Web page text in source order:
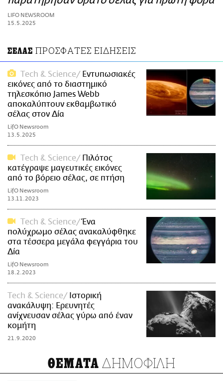
ΑΜΠΑ
PRINT
LIFO NEWSROOM
15.5.2025
ΣΕΛΑΣ ΠΡΟΣΦΑΤΕΣ ΕΙΔΗΣΕΙΣ
Τech & Science
Εντυπωσιακές
εικόνες από το διαστημικό
τηλεσκόπιο James Webb
αποκαλύπτουν εκθαμβωτικό
σέλας στον Δία
LifO Newsroom
13.5.2025
Τech & Science
Πιλότος
κατέγραψε μαγευτικές εικόνες
από το βόρειο σέλας, σε πτήση
LifO Newsroom
13.11.2023
Τech & Science
Ένα
πολύχρωμο σέλας ανακαλύφθηκε
στα τέσσερα μεγάλα φεγγάρια του
Δία
LifO Newsroom
18.2.2023
Τech & Science
Ιστορική
ανακάλυψη: Ερευνητές
ανίχνευσαν σέλας γύρω από έναν
κομήτη
21.9.2020
ΘΕΜΑΤΑ ΔΗΜΟΦΙΛΗ